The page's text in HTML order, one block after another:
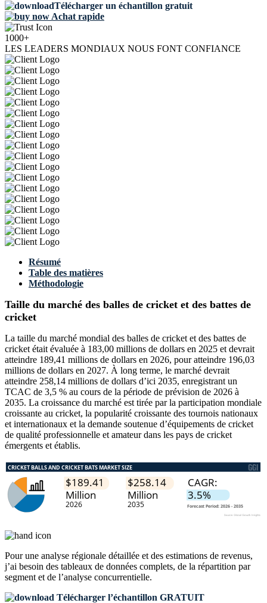
Télécharger un échantillon gratuit
Achat rapide
1000+
LES LEADERS MONDIAUX NOUS FONT CONFIANCE
Résumé
Table des matières
Méthodologie
Taille du marché des balles de cricket et des battes de
cricket
La taille du marché mondial des balles de cricket et des battes de
cricket était évaluée à 183,00 millions de dollars en 2025 et devrait
atteindre 189,41 millions de dollars en 2026, pour atteindre 196,03
millions de dollars en 2027. À long terme, le marché devrait
atteindre 258,14 millions de dollars d’ici 2035, enregistrant un
TCAC de 3,5 % au cours de la période de prévision de 2026 à
2035. La croissance du marché est tirée par la participation mondiale
croissante au cricket, la popularité croissante des tournois nationaux
et internationaux et la demande soutenue d’équipements de cricket
de qualité professionnelle et amateur dans les pays de cricket
émergents et établis.
Pour une analyse régionale détaillée et des estimations de revenus,
j’ai besoin des tableaux de données complets, de la répartition par
segment et de l’analyse concurrentielle.
Télécharger l’échantillon GRATUIT